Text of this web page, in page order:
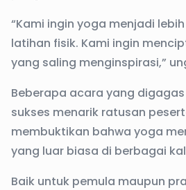
“Kami ingin yoga menjadi
latihan fisik. Kami ingin
yang saling menginspirasi,”
Beberapa acara yang
sukses menarik ratusan
membuktikan bahwa yoga
yang luar biasa di berbagai
Baik untuk pemula maupun